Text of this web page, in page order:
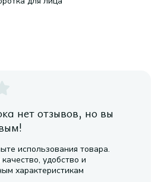
нет отзывов, но вы
использования товара.
удобство и
характеристикам